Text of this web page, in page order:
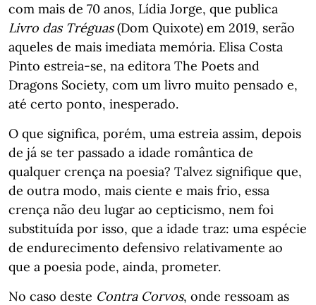
com mais de 70 anos, Lídia Jorge, que publica
Livro das Tréguas(Dom Quixote) em 2019, serão
aqueles de mais imediata memória. Elisa Costa
Pinto estreia-se, na editora The Poets and
Dragons Society, com um livro muito pensado e,
até certo ponto, inesperado.
O que significa, porém, uma estreia assim, depois
de já se ter passado a idade romântica de
qualquer crença na poesia? Talvez signifique que,
de outra modo, mais ciente e mais frio, essa
crença não deu lugar ao cepticismo, nem foi
substituída por isso, que a idade traz: uma espécie
de endurecimento defensivo relativamente ao
que a poesia pode, ainda, prometer.
No caso deste Contra Corvos, onde ressoam as